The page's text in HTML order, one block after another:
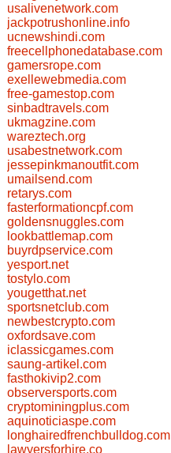
usalivenetwork.com
jackpotrushonline.info
ucnewshindi.com
freecellphonedatabase.com
gamersrope.com
exellewebmedia.com
free-gamestop.com
sinbadtravels.com
ukmagzine.com
wareztech.org
usabestnetwork.com
jessepinkmanoutfit.com
umailsend.com
retarys.com
fasterformationcpf.com
goldensnuggles.com
lookbattlemap.com
buyrdpservice.com
yesport.net
tostylo.com
yougetthat.net
sportsnetclub.com
newbestcrypto.com
oxfordsave.com
iclassicgames.com
saung-artikel.com
fasthokivip2.com
observersports.com
cryptominingplus.com
aquinoticiaspe.com
longhairedfrenchbulldog.com
lawyersforhire.co